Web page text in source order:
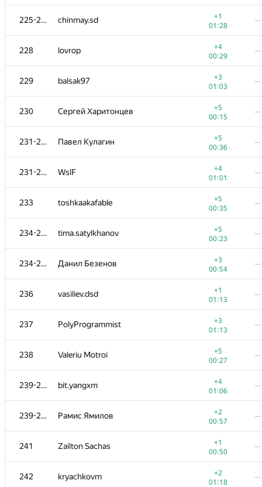
225-227 chinmay.sd
+1
01:28
—
228 lovrop
+4
00:29
—
229 balsak97
+3
01:03
—
230 Сергей Харитонцев
+5
00:15
—
231-232 Павел Кулагин
+5
00:36
—
231-232 WslF
+4
01:01
—
233 toshkaakafable
+5
00:35
—
234-235 tima.satylkhanov
+5
00:23
—
234-235 Данил Безенов
+3
00:54
—
236 vasiliev.dsd
+1
01:13
—
237 PolyProgrammist
+3
01:13
—
238 Valeriu Motroi
+5
00:27
—
239-240 bit.yangxm
+4
01:06
—
239-240 Рамис Ямилов
+2
00:57
—
241 Zailton Sachas
+1
00:50
—
242 kryachkovm
+2
01:18
—
210 ilye
+1
00:59
211 L1va4ka
+2
01:17
SerLis
+3
00:27
Сергей Илюхин
+
01:22
Антон Плотников
+
01:12
215 Sergey Shcheglov
+1
00:33
farhit1
+4
00:32
kostya.elenik
+2
01:03
218 Mohammad Nematollahi
−3
01:03
219 Миша Прохоров
+2
00:54
Dean Zhu
+5
00:27
kamil111998
+3
00:28
Quang Cao
+4
01:00
Амиржан Орал
+4
00:48
kirya2604
+1
00:39
yabberd
+2
00:23